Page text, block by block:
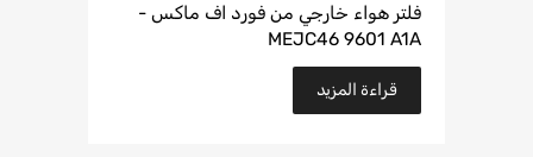
فلتر هواء خارجي من فورد اف ماكس -
MEJC46 9601 A1A
قراءة المزيد